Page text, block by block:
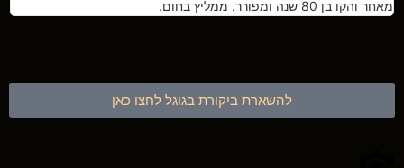
מאחר והקו בן 80 שנה ומפורר. ממליץ בחום.
להשארת ביקורת בגוגל לחצו כאן